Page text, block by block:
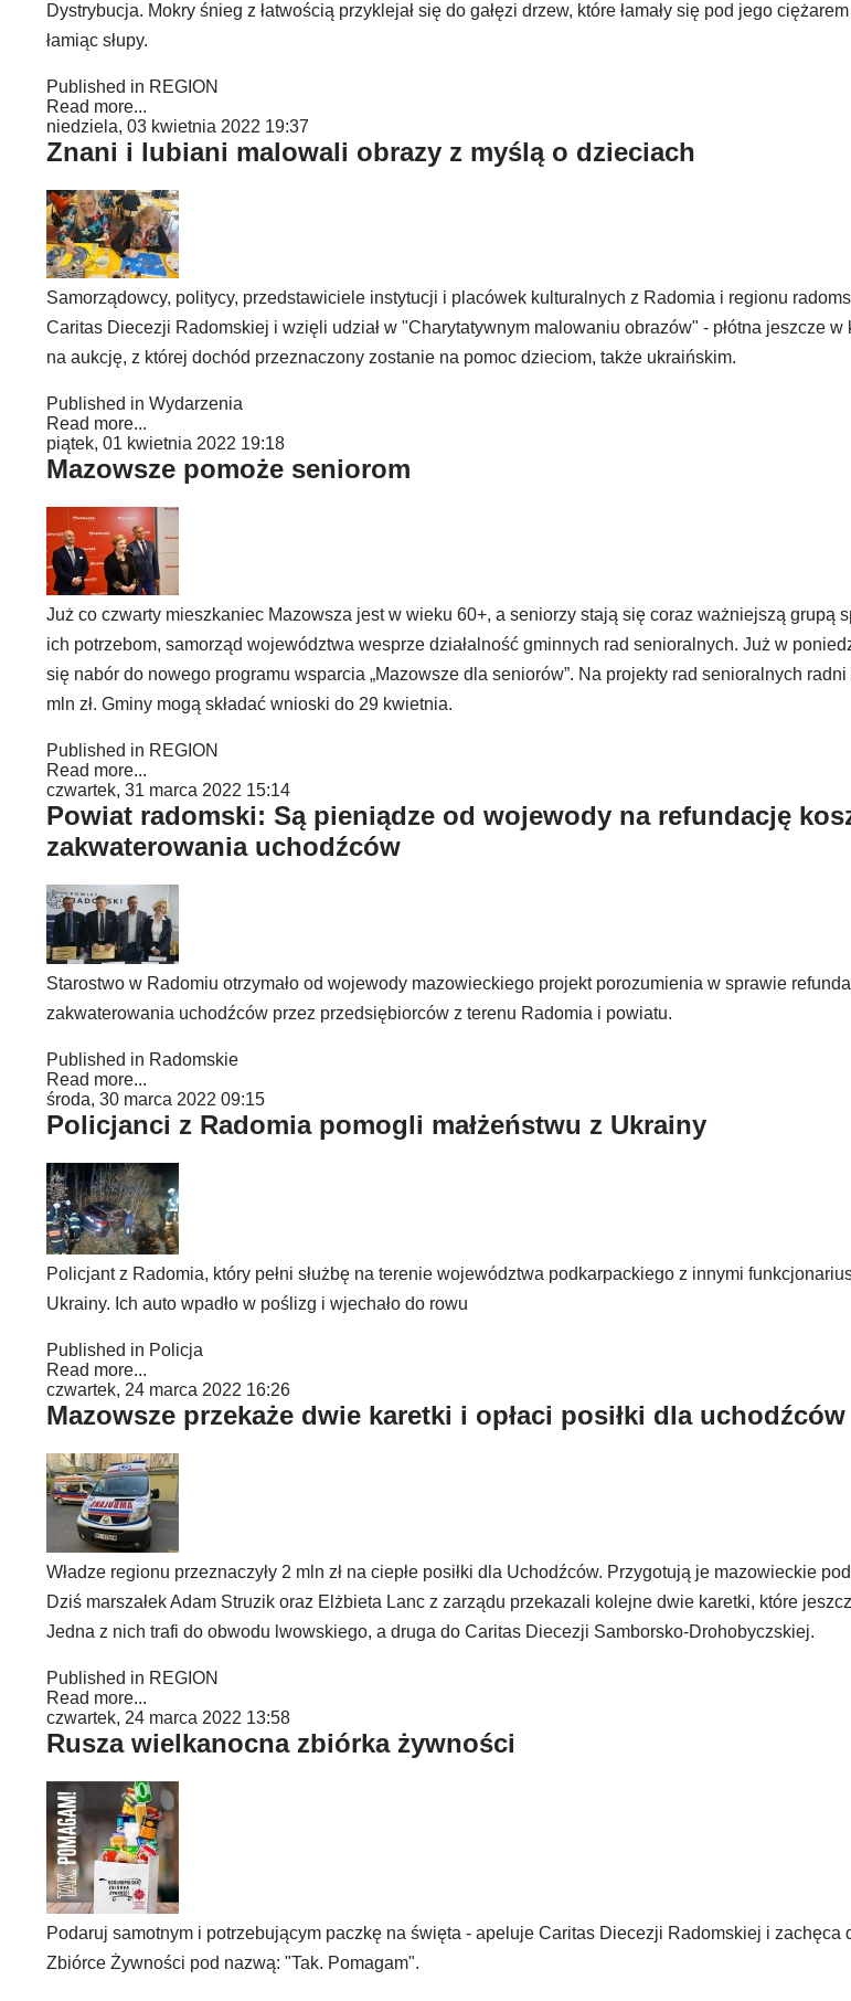
Dystrybucja. Mokry śnieg z łatwością przyklejał się do gałęzi drzew, które łamały się pod jego
łamiąc słupy.
Published in REGION
Read more...
niedziela, 03 kwietnia 2022 19:37
Znani i lubiani malowali obrazy z myślą o dzieciach
Samorządowcy, politycy, przedstawiciele instytucji i placówek kulturalnych z Radomia i regionu
Caritas Diecezji Radomskiej i wzięli udział w "Charytatywnym malowaniu obrazów" - płótna jeszcze
na aukcję, z której dochód przeznaczony zostanie na pomoc dzieciom, także ukraińskim.
Published in Wydarzenia
Read more...
piątek, 01 kwietnia 2022 19:18
Mazowsze pomoże seniorom
Już co czwarty mieszkaniec Mazowsza jest w wieku 60+, a seniorzy stają się coraz ważniejszą grupą
ich potrzebom, samorząd województwa wesprze działalność gminnych rad senioralnych. Już w
się nabór do nowego programu wsparcia „Mazowsze dla seniorów”. Na projekty rad senioralnych
mln zł. Gminy mogą składać wnioski do 29 kwietnia.
Published in REGION
Read more...
czwartek, 31 marca 2022 15:14
Powiat radomski: Są pieniądze od wojewody na refundację
zakwaterowania uchodźców
Starostwo w Radomiu otrzymało od wojewody mazowieckiego projekt porozumienia w sprawie
zakwaterowania uchodźców przez przedsiębiorców z terenu Radomia i powiatu.
Published in Radomskie
Read more...
środa, 30 marca 2022 09:15
Policjanci z Radomia pomogli małżeństwu z Ukrainy
Policjant z Radomia, który pełni służbę na terenie województwa podkarpackiego z innymi
Ukrainy. Ich auto wpadło w poślizg i wjechało do rowu
Published in Policja
Read more...
czwartek, 24 marca 2022 16:26
Mazowsze przekaże dwie karetki i opłaci posiłki dla uchodźców
Władze regionu przeznaczyły 2 mln zł na ciepłe posiłki dla Uchodźców. Przygotują je mazowieckie
Dziś marszałek Adam Struzik oraz Elżbieta Lanc z zarządu przekazali kolejne dwie karetki, które
Jedna z nich trafi do obwodu lwowskiego, a druga do Caritas Diecezji Samborsko-Drohobyczskiej.
Published in REGION
Read more...
czwartek, 24 marca 2022 13:58
Rusza wielkanocna zbiórka żywności
Podaruj samotnym i potrzebującym paczkę na święta - apeluje Caritas Diecezji Radomskiej i zachęca
Zbiórce Żywności pod nazwą: "Tak. Pomagam".